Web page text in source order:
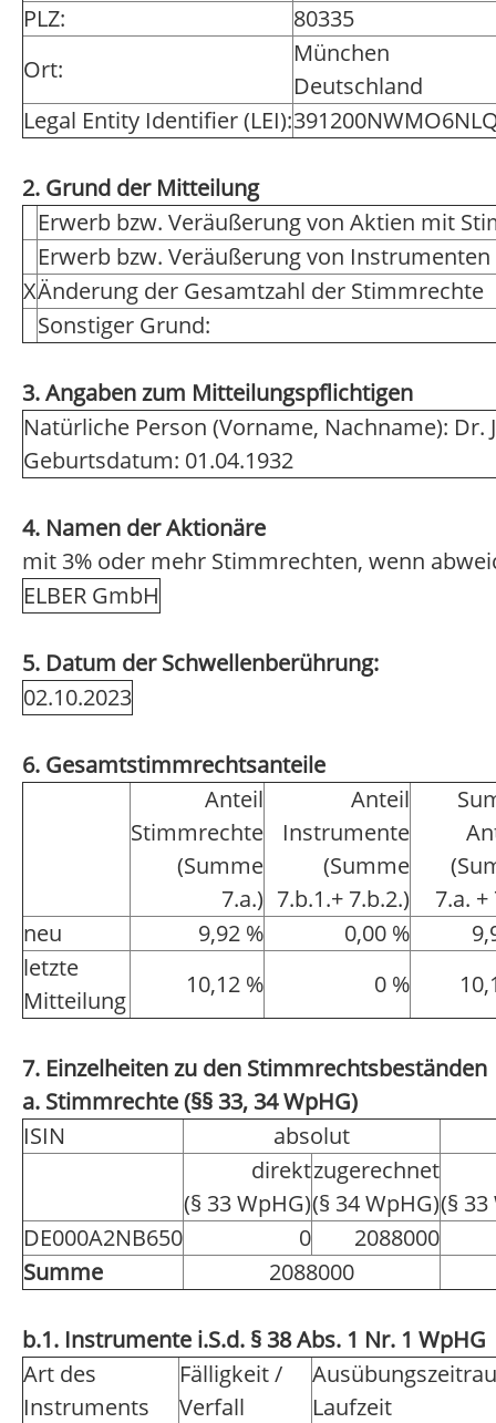
PLZ:
80335
Ort:
München
Deutschland
Legal Entity Identifier (LEI):
2. Grund der Mitteilung
Erwerb bzw. Veräußerung von Aktien mit
Erwerb bzw. Veräußerung von Instrumenten
XÄnderung der Gesamtzahl der Stimmrechte
Sonstiger Grund:
3. Angaben zum Mitteilungspflichtigen
Natürliche Person (Vorname, Nachname): Dr.
Geburtsdatum: 01.04.1932
4. Namen der Aktionäre
mit 3% oder mehr Stimmrechten, wenn
ELBER GmbH
5. Datum der Schwellenberührung:
02.10.2023
6. Gesamtstimmrechtsanteile
Anteil
Stimmrechte
(Summe
7.a.)
Anteil
Instrumente
(Summe
7.b.1.+ 7.b.2.)
7.a. +
neu
9,92 % 0,00 %
letzte
Mitteilung
10,12 % 0 %
7. Einzelheiten zu den Stimmrechtsbeständen
a. Stimmrechte (§§ 33, 34 WpHG)
ISIN
absolut
direkt
(§ 33 WpHG)
zugerechnet
(§ 34 WpHG)(§
DE000A2NB650
0
2088000
Summe
2088000
b.1. Instrumente i.S.d. § 38 Abs. 1 Nr. 1 WpHG
Art des
Instruments
Fälligkeit /
Verfall
Laufzeit